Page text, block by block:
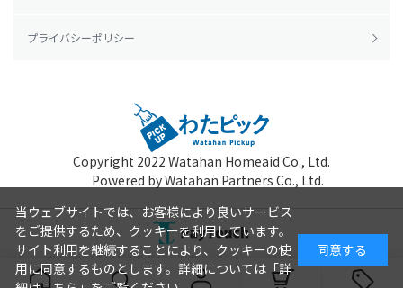
プライバシーポリシー
Copyright 2022 Watahan Homeaid Co., Ltd.
Powered by Watahan Partners Co., Ltd.
当ウェブサイトでは、お客様により良いサービス
をご提供するため、クッキーを利用しています。
サイト利用を継続することにより、クッキーの使
用に同意するものとします。詳細については「詳
同意する